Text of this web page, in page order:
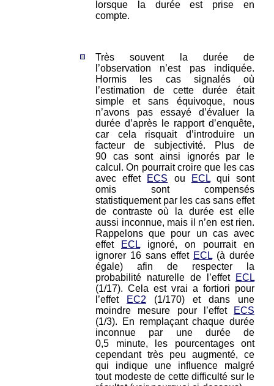
lorsque la durée est prise en
compte.
Très souvent la durée de
l’observation n’est pas indiquée.
Hormis les cas signalés où
l’estimation de cette durée était
simple et sans équivoque, nous
n’avons pas essayé d’évaluer la
durée d’après le rapport d’enquête,
car cela risquait d’introduire un
facteur de subjectivité. Plus de
90 cas sont ainsi ignorés par le
calcul. On pourrait croire que les cas
avec effet ECS ou ECLqui sont
omis sont compensés
statistiquement par les cas sans effet
de contraste où la durée est elle
aussi inconnue, mais il n’en est rien.
Rappelons que pour un cas avec
effet
ECL ignoré, on pourrait en
ignorer 16 sans effet ECL (à durée
égale) afin de respecter la
probabilité naturelle de l’effet ECL
(1/17). Cela est vrai a fortiori pour
l’effet
EC2 (1/170) et dans une
moindre mesure pour l’effet
ECS
(1/3). En remplaçant chaque durée
inconnue par une durée de
0,5 minute, les pourcentages ont
cependant très peu augmenté, ce
qui indique une influence malgré
tout modeste de cette difficulté sur le